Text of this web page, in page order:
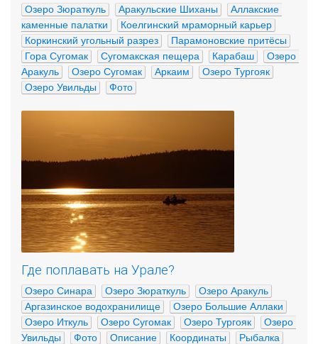
Озеро Зюраткуль Аракульские Шиханы
Аллакские
каменные палатки
Коелгинский мраморный карьер
Коркинский угольный разрез
Парамоновские притёсы
Гора Сугомак
Сугомакская пещера Карабаш
Озеро
Аракуль
Озеро Сугомак Аркаим
Озеро Тургояк
Озеро Увильды
Фото
Где поплавать на Урале?
Озеро Синара Озеро Зюраткуль
Озеро Аракуль
Аргазинское водохранилище
Озеро Большие Аллаки
Озеро Иткуль
Озеро Сугомак Озеро Тургояк
Озеро
Увильды
Фото Описание Координаты Рыбалка